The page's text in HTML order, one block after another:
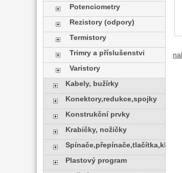
Potenciometry
Rezistory (odpory)
Termistory
Trimry a příslušenstvi
Varistory
Kabely, bužírky
Konektory,redukce,spojky
Konstrukční prvky
Krabičky, nožičky
Plastový program